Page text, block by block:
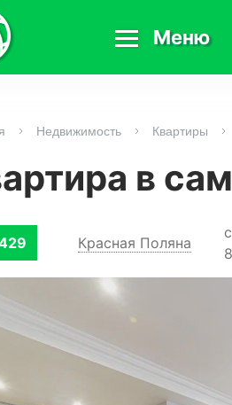
Меню
Недвижимость Квартиры
в
Красная Поляна